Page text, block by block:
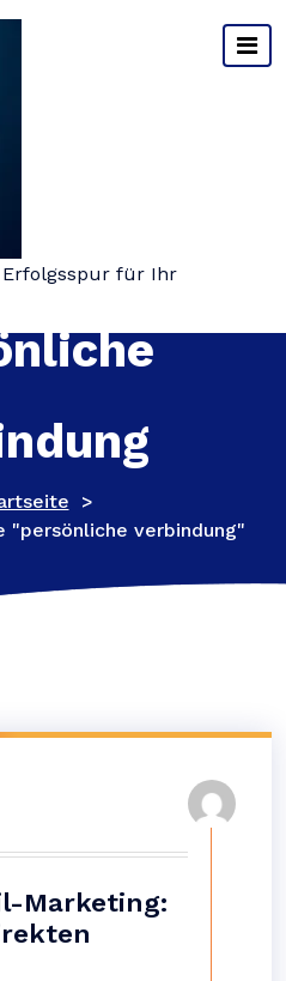
Erfolgsspur für Ihr
Archiv:
>
"persönliche verbindung"
Marketing: